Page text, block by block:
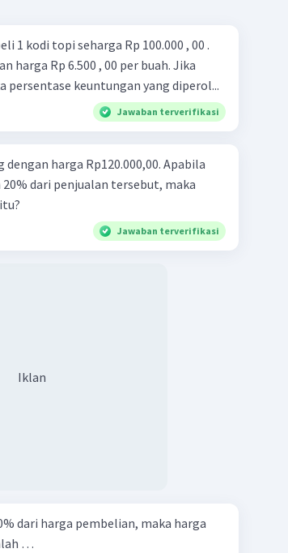
1 kodi topi seharga Rp 100.000 , 00 .
harga Rp 6.500 , 00 per buah. Jika
keuntungan yang diperol...
Jawaban terverifikasi
harga Rp120.000,00. Apabila
dari penjualan tersebut, maka
Jawaban terverifikasi
Iklan
dari harga pembelian, maka harga
…